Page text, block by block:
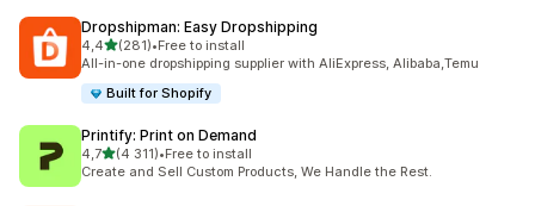
Dropshipman: Easy Dropshipping
4,4na 5 gwiazdek
(281)
Łączna liczba recenzji: 281
•Free to install
All-in-one dropshipping supplier with AliExpress, Alibaba,Temu
Built for Shopify
Printify: Print on Demand
4,7na 5 gwiazdek
(4 311)
Łączna liczba recenzji: 4311
•Free to install
Create and Sell Custom Products, We Handle the Rest.